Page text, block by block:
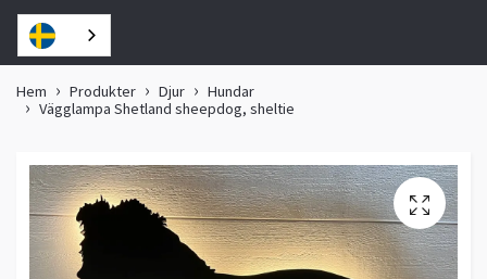
Hem Produkter Djur
Hundar
Vägglampa Shetland sheepdog, sheltie